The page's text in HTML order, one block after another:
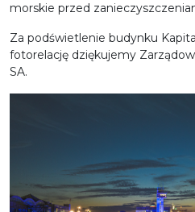
morskie przed
Za podświetlenie budynku
fotorelację dziękujemy
SA.